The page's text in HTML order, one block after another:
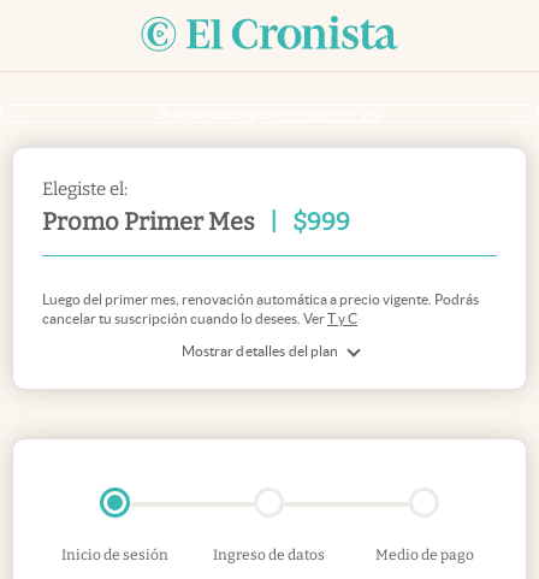
Elegiste el:
Promo Primer Mes $999
Mostrar detalles del plan
Luego del primer mes, renovación automática a precio vigente. Podrás
cancelar tu suscripción cuando lo desees. VerT y C
Inicio de sesión Ingreso de datos Medio de pago